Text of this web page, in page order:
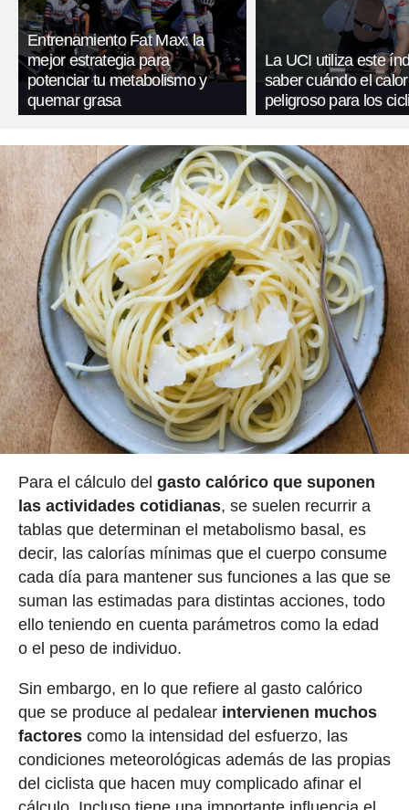
Entrenamiento Fat Max: la
mejor estrategia para
potenciar tu metabolismo y
quemar grasa
La UCI utiliza este
saber cuándo el
peligroso para los
Para el cálculo del gasto calórico que suponen
las actividades cotidianas, se suelen recurrir a
tablas que determinan el metabolismo basal, es
decir, las calorías mínimas que el cuerpo consume
cada día para mantener sus funciones a las que se
suman las estimadas para distintas acciones, todo
ello teniendo en cuenta parámetros como la edad
o el peso de individuo.
Sin embargo, en lo que refiere al gasto calórico
que se produce al pedalear intervienen muchos
factorescomo la intensidad del esfuerzo, las
condiciones meteorológicas además de las propias
del ciclista que hacen muy complicado afinar el